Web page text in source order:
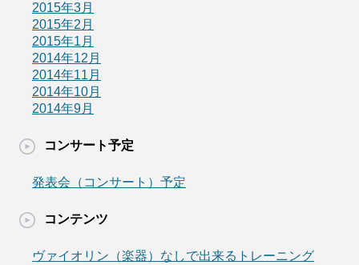
2015年3月
2015年2月
2015年1月
2014年12月
2014年11月
2014年10月
2014年9月
コンサート予定
発表会（コンサート）予定
コンテンツ
ヴァイオリン（楽器）なしで出来るトレーニング